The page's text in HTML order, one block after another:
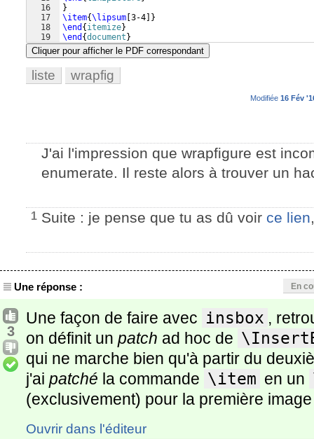
16
17
18
19
}
\item{\lipsum 3-4 ]}
\end { itemize}
\end {document }
Cliquer pour afficher le PDF correspondant
liste wrapfig
Modifiée 16 Fév
J'ai l'impression que wrapfigure est
enumerate. Il reste alors à trouver un
1 Suite : je pense que tu as dû voir ce lien
Une réponse : En
3
Une façon de faire avec insbox ,
on définit un patch ad hoc de
qui ne marche bien qu'à partir du
j'ai patché la commande \item en un
(exclusivement) pour la première
Ouvrir dans l'éditeur